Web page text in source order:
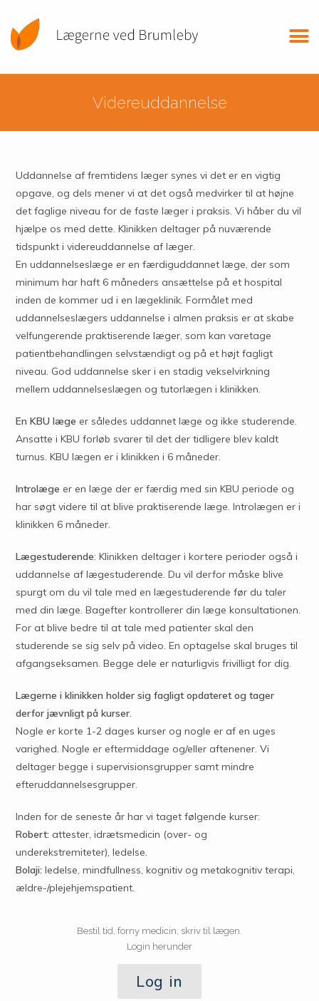
Videreuddannelse
Uddannelse af fremtidens læger synes vi det er en vigtig
opgave, og dels mener vi at det også medvirker til at højne
det faglige niveau for de faste læger i praksis. Vi håber du vil
hjælpe os med dette. Klinikken deltager på nuværende
tidspunkt i videreuddannelse af læger.
En uddannelseslæge er en færdiguddannet læge, der som
minimum har haft 6 måneders ansættelse på et hospital
inden de kommer ud i en lægeklinik. Formålet med
uddannelseslægers uddannelse i almen praksis er at skabe
velfungerende praktiserende læger, som kan varetage
patientbehandlingen selvstændigt og på et højt fagligt
niveau. God uddannelse sker i en stadig vekselvirkning
mellem uddannelseslægen og tutorlægen i klinikken.
En KBU læge er således uddannet læge og ikke studerende.
Ansatte i KBU forløb svarer til det der tidligere blev kaldt
turnus. KBU lægen er i klinikken i 6 måneder.
Introlæge er en læge der er færdig med sin KBU periode og
har søgt videre til at blive praktiserende læge. Introlægen er i
klinikken 6 måneder.
Lægestuderende: Klinikken deltager i kortere perioder også i
uddannelse af lægestuderende. Du vil derfor måske blive
spurgt om du vil tale med en lægestuderende før du taler
med din læge. Bagefter kontrollerer din læge konsultationen.
For at blive bedre til at tale med patienter skal den
studerende se sig selv på video. En optagelse skal bruges til
afgangseksamen. Begge dele er naturligvis frivilligt for dig.
Lægerne i klinikken holder sig fagligt opdateret og tager
derfor jævnligt på kurser.
Nogle er korte 1-2 dages kurser og nogle er af en uges
varighed. Nogle er eftermiddage og/eller aftenener. Vi
deltager begge i supervisionsgrupper samt mindre
efteruddannelsesgrupper.
Inden for de seneste år har vi taget følgende kurser:
Robert: attester, idrætsmedicin (over- og
underekstremiteter), ledelse.
Bolaji: ledelse, mindfullness, kognitiv og metakognitiv terapi,
ældre-/plejehjemspatient.
Bestil tid, forny medicin, skriv til lægen.
Login herunder
Log in